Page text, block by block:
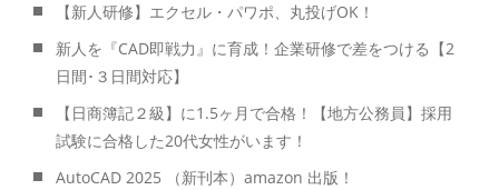
【新人研修】エクセル・パワポ、丸投げOK！
新人を『CAD即戦力』に育成！企業研修で差をつける【2
日間･３日間対応】
【日商簿記２級】に1.5ヶ月で合格！【地方公務員】採用
試験に合格した20代女性がいます！
AutoCAD 2025 （新刊本）amazon 出版！